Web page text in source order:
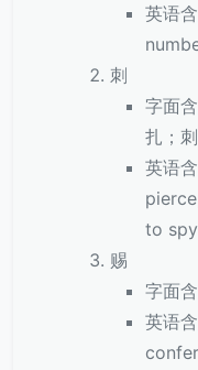
英语
刺
字面
扎；
英语
to spy
赐
字面
英语